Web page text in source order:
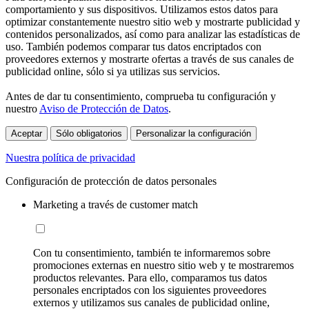
comportamiento y sus dispositivos. Utilizamos estos datos para
optimizar constantemente nuestro sitio web y mostrarte publicidad y
contenidos personalizados, así como para analizar las estadísticas de
uso. También podemos comparar tus datos encriptados con
proveedores externos y mostrarte ofertas a través de sus canales de
publicidad online, sólo si ya utilizas sus servicios.
Antes de dar tu consentimiento, comprueba tu configuración y
nuestro Aviso de Protección de Datos.
Aceptar Sólo obligatorios Personalizar la configuración
Nuestra política de privacidad
Configuración de protección de datos personales
Marketing a través de customer match
Con tu consentimiento, también te informaremos sobre
promociones externas en nuestro sitio web y te mostraremos
productos relevantes. Para ello, comparamos tus datos
personales encriptados con los siguientes proveedores
externos y utilizamos sus canales de publicidad online,